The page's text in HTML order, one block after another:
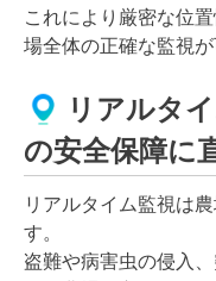
これにより厳密な位
場全体の正確な監視が
リアルタ
の安全保障に
リアルタイム監視は
す。
盗難や病害虫の侵入